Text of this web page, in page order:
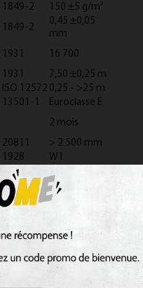
1849-2
150 ±5 g/m²
1849-2
0,45 ±0,05
mm
1931
16 700
1931
7,50 ±0,25 m
ISO 12572 0,25 - >25 m
13501-1
Euroclasse E
2 mois
20811
> 2 500 mm
1928
W1
12311-2
170 N/5 cm
12311-2
60 % / 60 %
12310-1
120 N / 120 N
1296 / NF
réussi